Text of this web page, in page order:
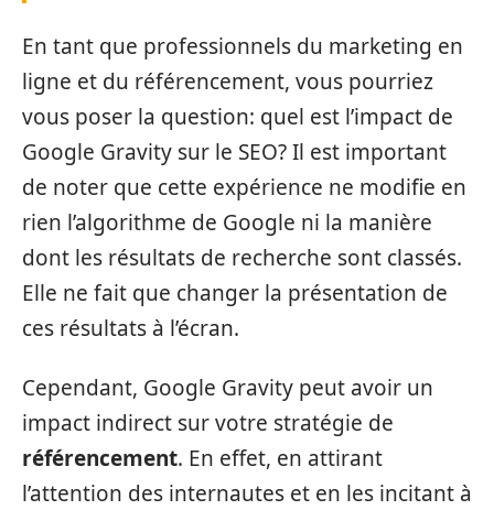
En tant que professionnels du marketing en
ligne et du référencement, vous pourriez
vous poser la question: quel est l’impact de
Google Gravity sur le SEO? Il est important
de noter que cette expérience ne modifie en
rien l’algorithme de Google ni la manière
dont les résultats de recherche sont classés.
Elle ne fait que changer la présentation de
ces résultats à l’écran.
Cependant, Google Gravity peut avoir un
impact indirect sur votre stratégie de
référencement. En effet, en attirant
l’attention des internautes et en les incitant à